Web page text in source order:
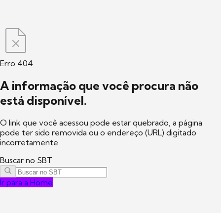
Erro 404
A informação que você procura não
está disponível.
O link que você acessou pode estar quebrado, a página
pode ter sido removida ou o endereço (URL) digitado
incorretamente.
Buscar no SBT
Ir para a Home